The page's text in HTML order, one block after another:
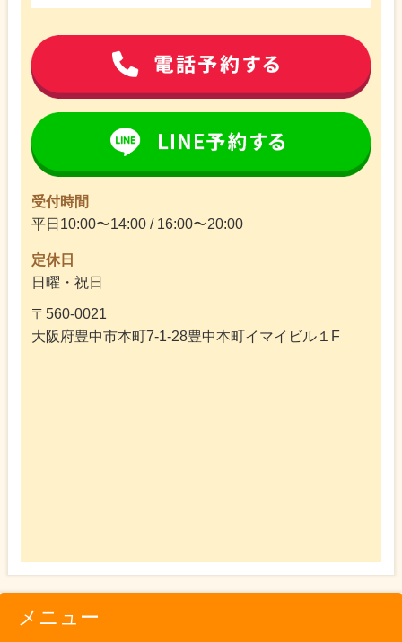
受付時間
平日10:00〜14:00 / 16:00〜20:00
定休日
日曜・祝日
〒560-0021
大阪府豊中市本町7-1-28豊中本町イマイビル１F
メニュー